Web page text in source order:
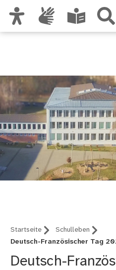
Startseite
Schulleben
Deutsch-Französischer Tag
Deutsch-